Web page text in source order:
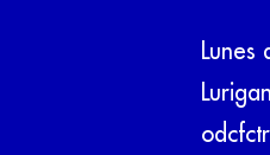
Lunes